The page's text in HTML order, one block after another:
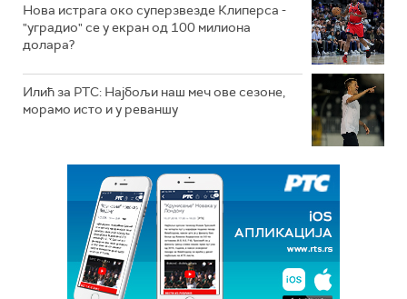
Нова истрага око суперзвезде Клиперса -
"уградио" се у екран од 100 милиона
долара?
Илић за РТС: Најбољи наш меч ове сезоне,
морамо исто и у реваншу